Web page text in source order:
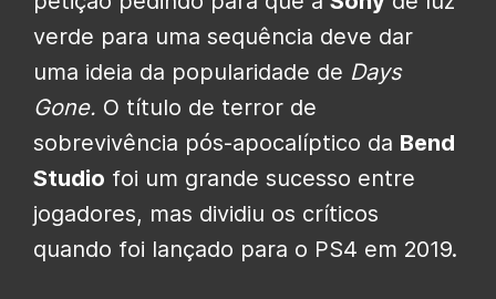
verde para uma sequência deve dar
uma ideia da popularidade de Days
Gone. O título de terror de
sobrevivência pós-apocalíptico da Bend
Studio foi um grande sucesso entre
jogadores, mas dividiu os críticos
quando foi lançado para o PS4 em 2019.